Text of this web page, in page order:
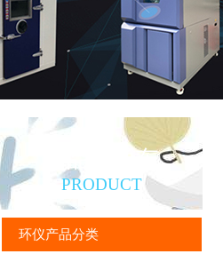
产品直通车
PRODUCT
环仪产品分类